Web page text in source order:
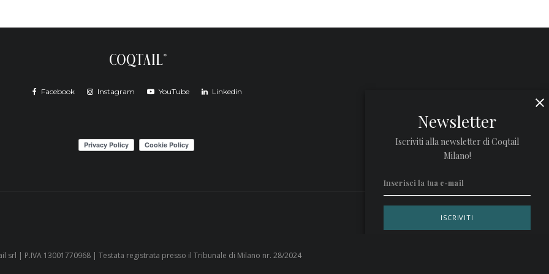
Facebook Instagram YouTube Linkedin
Newsletter
Iscriviti alla newsletter di Coqtail
Milano!
srl | P.IVA 13001770968 | Testata registrata presso il Tribunale di Milano nr. 28/2024